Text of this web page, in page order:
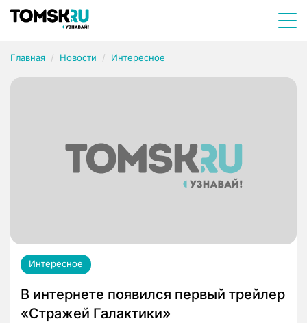
Главная Новости Интересное
Интересное
В интернете появился первый трейлер
«Стражей Галактики»